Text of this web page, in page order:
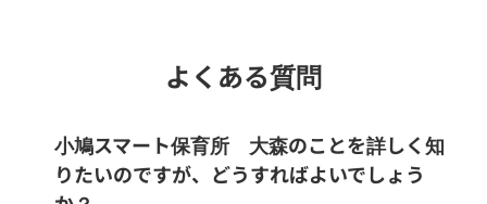
よくある質問
小鳩スマート保育所 大森のことを詳しく知
りたいのですが、どうすればよいでしょう